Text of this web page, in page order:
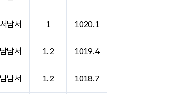
서남서 1 1020.1
남남서 1.2 1019.4
남남서 1.2 1018.7